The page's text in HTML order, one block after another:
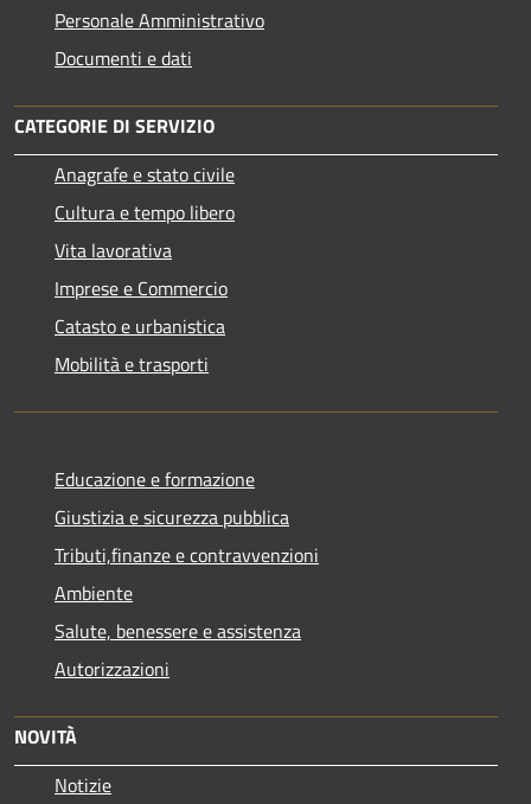
Personale Amministrativo
Documenti e dati
CATEGORIE DI SERVIZIO
Anagrafe e stato civile
Cultura e tempo libero
Vita lavorativa
Imprese e Commercio
Catasto e urbanistica
Mobilità e trasporti
Educazione e formazione
Giustizia e sicurezza pubblica
Tributi,finanze e contravvenzioni
Ambiente
Salute, benessere e assistenza
Autorizzazioni
NOVITÀ
Notizie